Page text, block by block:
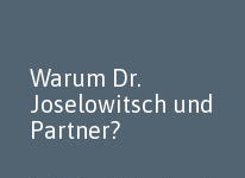
Warum Dr.
Joselowitsch und
Partner?